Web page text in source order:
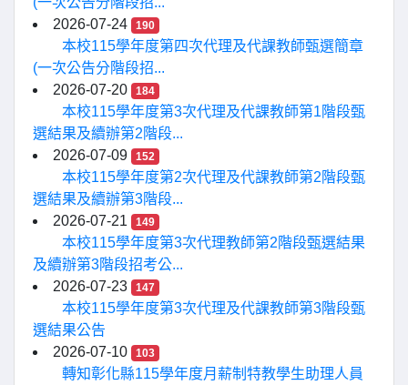
2026-07-24
190
本校115學年度第四次代理及代課教師甄選簡章
(一次公告分階段招...
2026-07-20
184
本校115學年度第3次代理及代課教師第1階段甄
選結果及續辦第2階段...
2026-07-09
152
本校115學年度第2次代理及代課教師第2階段甄
選結果及續辦第3階段...
2026-07-21
149
本校115學年度第3次代理教師第2階段甄選結果
及續辦第3階段招考公...
2026-07-23
147
本校115學年度第3次代理及代課教師第3階段甄
選結果公告
2026-07-10
103
轉知彰化縣115學年度月薪制特教學生助理人員